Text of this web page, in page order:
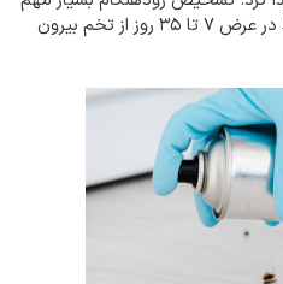
در عرض۷تا ۳۵ روز از تخم بیرون